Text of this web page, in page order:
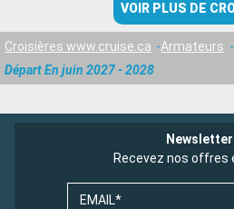
VOIR PLUS DE
Croisières www.cruise.ca Armateurs
Départ En juin 2027 - 2028
Recevez nos offres
EMAIL*